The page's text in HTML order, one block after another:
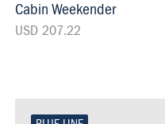
Cabin Weekender
USD 207.22